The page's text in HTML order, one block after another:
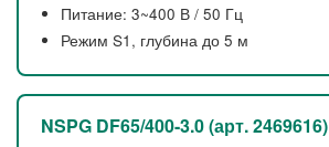
Питание: 3~400 В / 50 Гц
Режим S1, глубина до 5 м
NSPG DF65/400-3.0 (арт. 2469616)